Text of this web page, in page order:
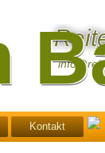
Kontakt